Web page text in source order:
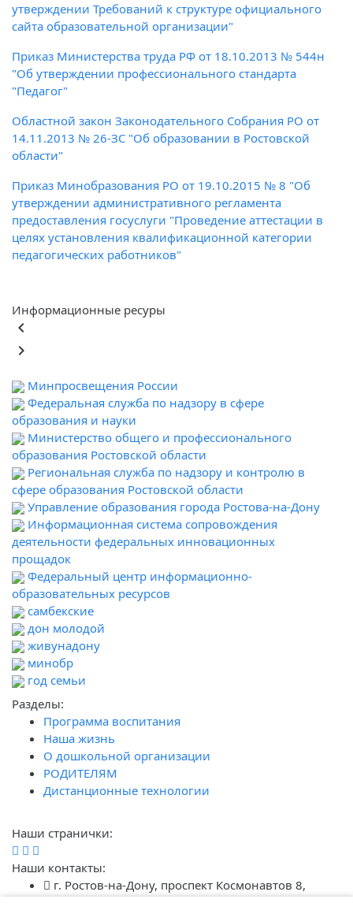
утверждении Требований к структуре официального
сайта образовательной организации"
Приказ Министерства труда РФ от 18.10.2013 № 544н
"Об утверждении профессионального стандарта
"Педагог"
Областной закон Законодательного Собрания РО от
14.11.2013 № 26-ЗС "Об образовании в Ростовской
области"
Приказ Минобразования РО от 19.10.2015 № 8 "Об
утверждении административного регламента
предоставления госуслуги "Проведение аттестации в
целях установления квалификационной категории
педагогических работников"
Информационные ресуры
keyboard_arrow_left
keyboard_arrow_right
Минпросвещения России
Федеральная служба по надзору в сфере
образования и науки
Министерство общего и профессионального
образования Ростовской области
Региональная служба по надзору и контролю в
сфере образования Ростовской области
Управление образования города Ростова-на-Дону
Информационная система сопровождения
деятельности федеральных инновационных
прощадок
Федеральный центр информационно-
образовательных ресурсов
самбекские
дон молодой
живунадону
минобр
год семьи
Разделы:
Программа воспитания
Наша жизнь
О дошкольной организации
РОДИТЕЛЯМ
Дистанционные технологии
Наши странички:
Наши контакты:
г. Ростов-на-Дону, проспект Космонавтов 8,